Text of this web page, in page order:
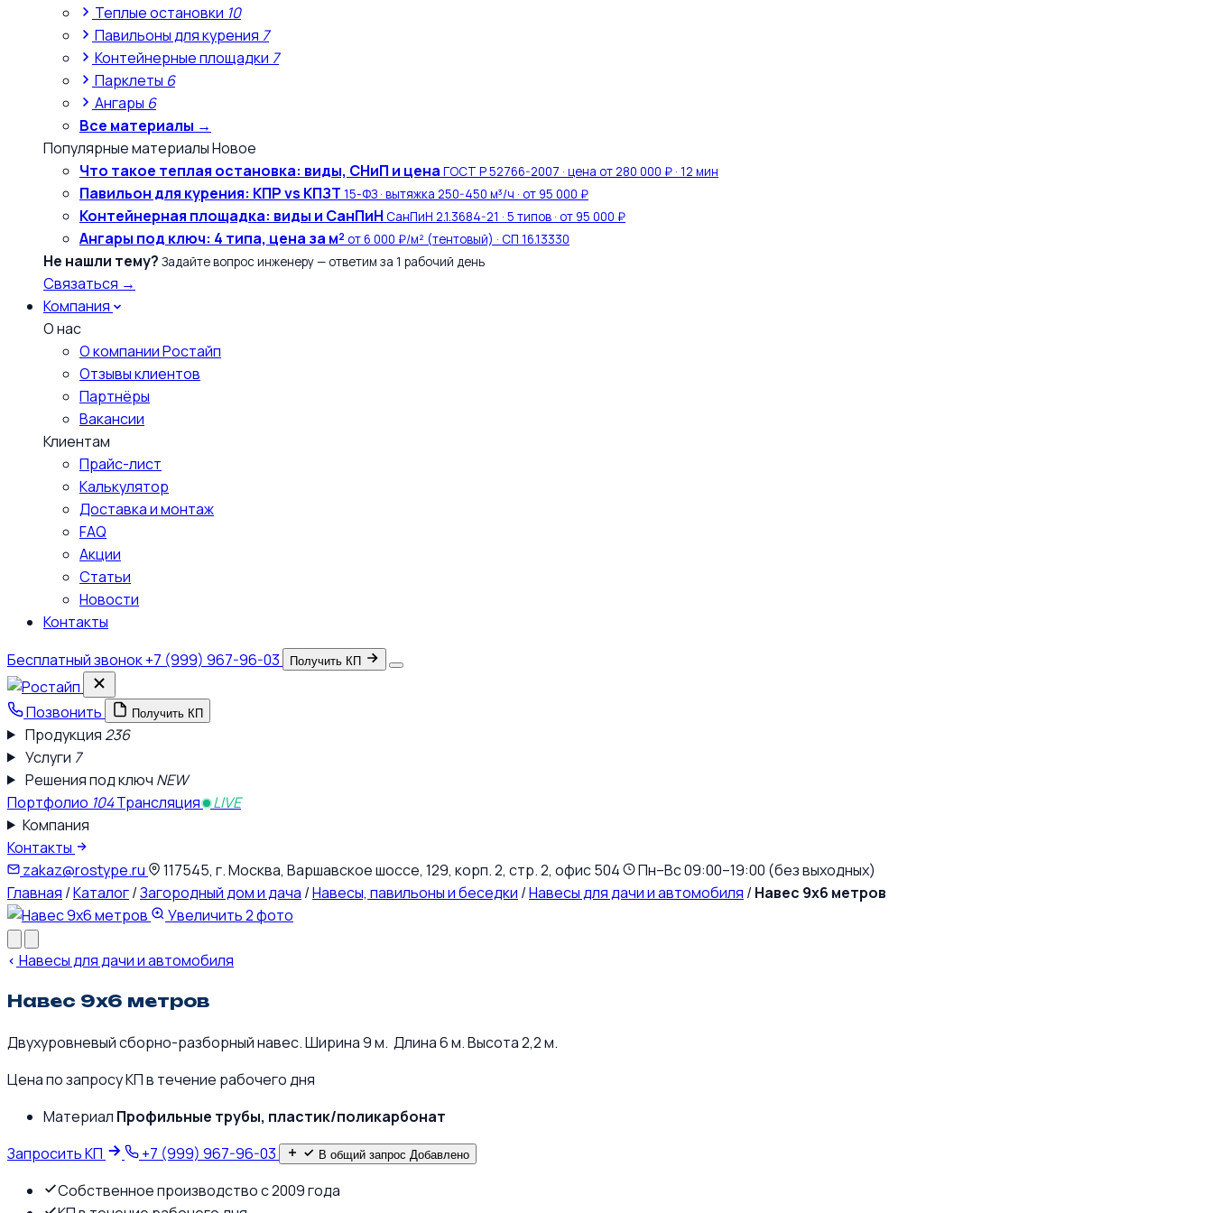
Теплые остановки 10
Павильоны для курения 7
Контейнерные площадки 7
Парклеты 6
Ангары 6
Все материалы →
Популярные материалыНовое
Что такое теплая остановка: виды, СНиП и цена ГОСТ Р 52766-2007 · цена от 280 000 ₽ · 12 мин
Павильон для курения: КПР vs КПЗТ 15-ФЗ · вытяжка 250-450 м³/ч · от 95 000 ₽
Контейнерная площадка: виды и СанПиН СанПиН 2.1.3684-21 · 5 типов · от 95 000 ₽
Ангары под ключ: 4 типа, цена за м² от 6 000 ₽/м² (тентовый) · СП 16.13330
Не нашли тему? Задайте вопрос инженеру — ответим за 1 рабочий день
Связаться →
Компания
О нас
О компании Ростайп
Отзывы клиентов
Партнёры
Вакансии
Клиентам
Прайс-лист
Калькулятор
Доставка и монтаж
FAQ
Акции
Статьи
Новости
Контакты
Бесплатный звонок+7 (999) 967-96-03 Получить КП
Позвонить Получить КП
Продукция 236
Услуги 7
Решения под ключ NEW
Портфолио 104Трансляция LIVE
Компания
Контакты
zakaz@rostype.ru
117545, г. Москва, Варшавское шоссе, 129, корп. 2, стр. 2, офис 504
Пн–Вс 09:00–19:00 (без выходных)
Главная /Каталог/Загородный дом и дача /Навесы, павильоны и беседки /Навесы для дачи и автомобиля /Навес 9х6 метров
Увеличить2 фото
Навесы для дачи и автомобиля
Навес 9х6 метров
Двухуровневый сборно-разборный навес. Ширина 9 м. Длина 6 м. Высота 2,2 м.
Цена по запросуКП в течение рабочего дня
Материал Профильные трубы, пластик/поликарбонат
Запросить КП
+7 (999) 967-96-03 В общий запрос Добавлено
Собственное производство с 2009 года